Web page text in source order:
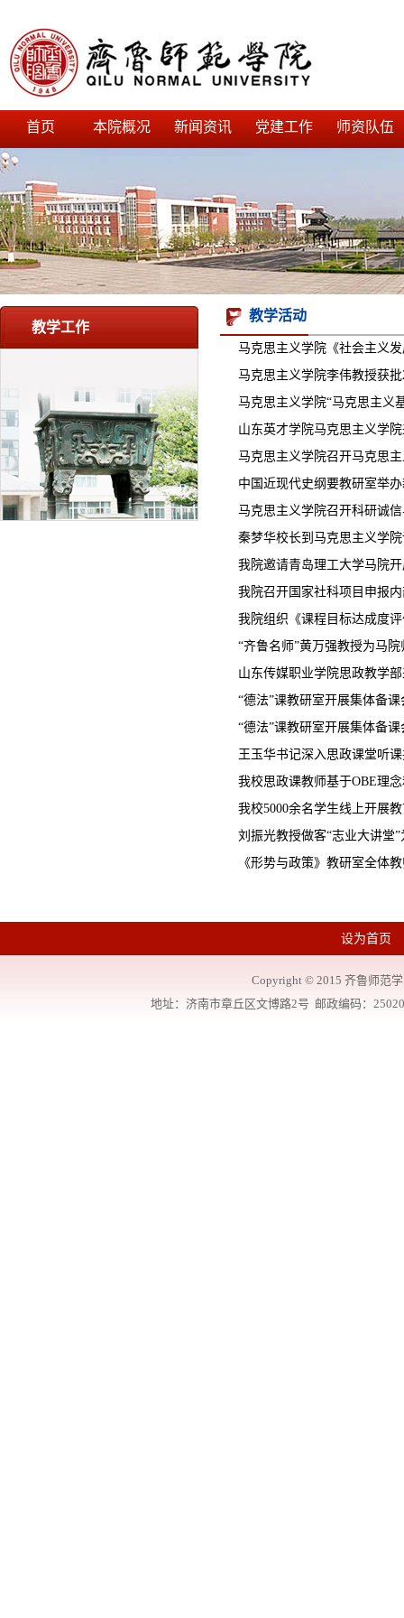
首页 本院概况 新闻资讯 党建工作 师资队伍
教学工作
教学活动
马克思主义学院《社会主义
马克思主义学院李伟教授获
马克思主义学院“马克思主义
山东英才学院马克思主义学
马克思主义学院召开马克思
中国近现代史纲要教研室举
马克思主义学院召开科研诚
秦梦华校长到马克思主义学
我院邀请青岛理工大学马院
我院召开国家社科项目申报
我院组织《课程目标达成度
“齐鲁名师”黄万强教授为马
山东传媒职业学院思政教学
“德法”课教研室开展集体备课
“德法”课教研室开展集体备课
王玉华书记深入思政课堂听
我校思政课教师基于OBE理
我校5000余名学生线上开展
刘振光教授做客“志业大讲堂
《形势与政策》教研室全体
设为首页
Copyright © 2015 齐鲁师范
地址：济南市章丘区文博路2号 邮政编码：